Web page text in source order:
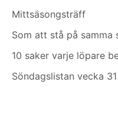
Mittsäsongsträff
Som att stå på samma
10 saker varje löpare
Söndagslistan vecka 31